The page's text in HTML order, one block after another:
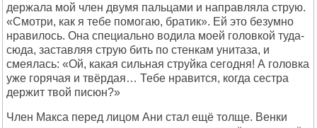
держала мой член двумя пальцами и направляла струю.
«Смотри, как я тебе помогаю, братик». Ей это безумно
нравилось. Она специально водила моей головкой туда-
сюда, заставляя струю бить по стенкам унитаза, и
смеялась: «Ой, какая сильная струйка сегодня! А головка
уже горячая и твёрдая… Тебе нравится, когда сестра
держит твой писюн?»
Член Макса перед лицом Ани стал ещё толще. Венки